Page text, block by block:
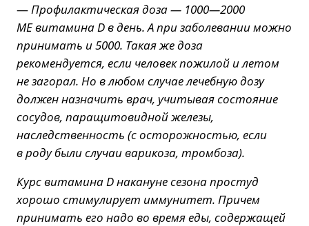
— Профилактическая доза — 1000—2000
МЕ витамина D в день. А при заболевании можно
принимать и 5000. Такая же доза
рекомендуется, если человек пожилой и летом
не загорал. Но в любом случае лечебную дозу
должен назначить врач, учитывая состояние
сосудов, паращитовидной железы,
наследственность (с осторожностью, если
в роду были случаи варикоза, тромбоза).
Курс витамина D накануне сезона простуд
хорошо стимулирует иммунитет. Причем
принимать его надо во время еды, содержащей